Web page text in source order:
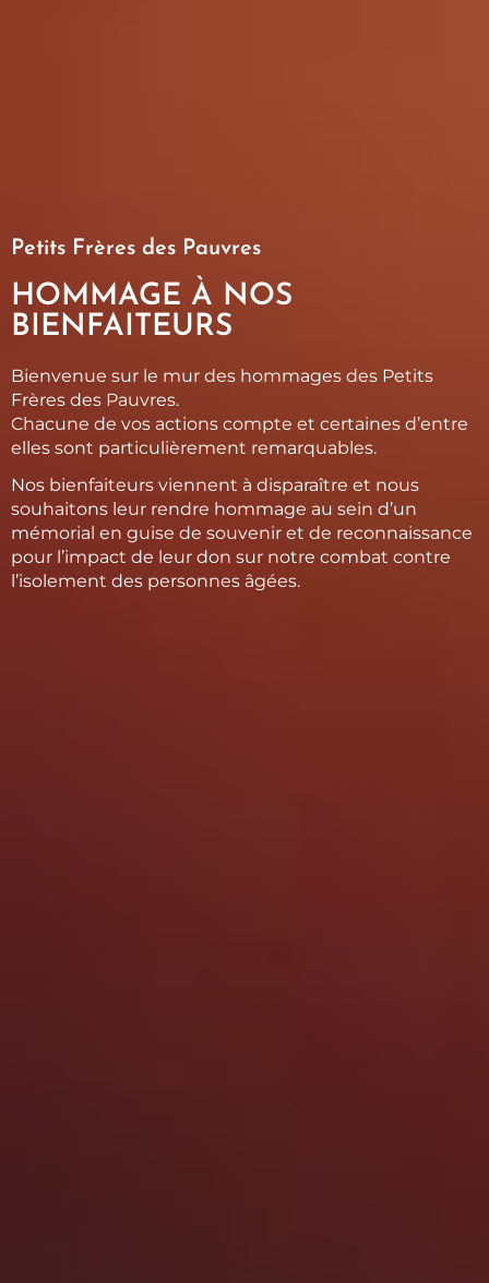
Petits Frères des Pauvres
HOMMAGE À NOS
BIENFAITEURS
Bienvenue sur le mur des hommages des Petits
Frères des Pauvres.
Chacune de vos actions compte et certaines d’entre
elles sont particulièrement remarquables.
Nos bienfaiteurs viennent à disparaître et nous
souhaitons leur rendre hommage au sein d’un
mémorial en guise de souvenir et de reconnaissance
pour l’impact de leur don sur notre combat contre
l’isolement des personnes âgées.